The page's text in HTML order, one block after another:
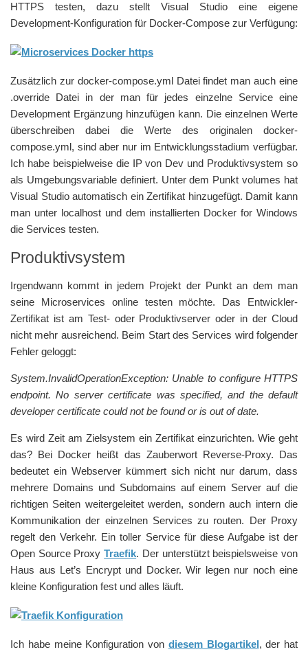
HTTPS testen, dazu stellt Visual Studio eine eigene
Development-Konfiguration für Docker-Compose zur Verfügung:
Zusätzlich zur docker-compose.yml Datei findet man auch eine
.override Datei in der man für jedes einzelne Service eine
Development Ergänzung hinzufügen kann. Die einzelnen Werte
überschreiben dabei die Werte des originalen docker-
compose.yml, sind aber nur im Entwicklungsstadium verfügbar.
Ich habe beispielweise die IP von Dev und Produktivsystem so
als Umgebungsvariable definiert. Unter dem Punkt volumes hat
Visual Studio automatisch ein Zertifikat hinzugefügt. Damit kann
man unter localhost und dem installierten Docker for Windows
die Services testen.
Produktivsystem
Irgendwann kommt in jedem Projekt der Punkt an dem man
seine Microservices online testen möchte. Das Entwickler-
Zertifikat ist am Test- oder Produktivserver oder in der Cloud
nicht mehr ausreichend. Beim Start des Services wird folgender
Fehler geloggt:
System.InvalidOperationException: Unable to configure HTTPS
endpoint. No server certificate was specified, and the default
developer certificate could not be found or is out of date.
Es wird Zeit am Zielsystem ein Zertifikat einzurichten. Wie geht
das? Bei Docker heißt das Zauberwort Reverse-Proxy. Das
bedeutet ein Webserver kümmert sich nicht nur darum, dass
mehrere Domains und Subdomains auf einem Server auf die
richtigen Seiten weitergeleitet werden, sondern auch intern die
Kommunikation der einzelnen Services zu routen. Der Proxy
regelt den Verkehr. Ein toller Service für diese Aufgabe ist der
Open Source ProxyTraefik. Der unterstützt beispielsweise von
Haus aus Let’s Encrypt und Docker. Wir legen nur noch eine
kleine Konfiguration fest und alles läuft.
Ich habe meine Konfiguration von diesem Blogartikel, der hat